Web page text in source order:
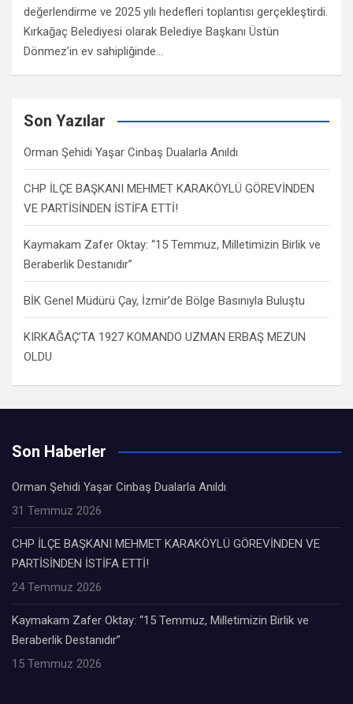
değerlendirme ve 2025 yılı hedefleri toplantısı gerçekleştirdi.
Kırkağaç Belediyesi olarak Belediye Başkanı Üstün
Dönmez’in ev sahipliğinde…
Son Yazılar
Orman Şehidi Yaşar Cinbaş Dualarla Anıldı
CHP İLÇE BAŞKANI MEHMET KARAKÖYLÜ GÖREVİNDEN
VE PARTİSİNDEN İSTİFA ETTİ!
Kaymakam Zafer Oktay: “15 Temmuz, Milletimizin Birlik ve
Beraberlik Destanıdır”
BİK Genel Müdürü Çay, İzmir’de Bölge Basınıyla Buluştu
KIRKAĞAÇ’TA 1927 KOMANDO UZMAN ERBAŞ MEZUN
OLDU
Son Haberler
Orman Şehidi Yaşar Cinbaş Dualarla Anıldı
31 Temmuz 2026
CHP İLÇE BAŞKANI MEHMET KARAKÖYLÜ GÖREVİNDEN VE
PARTİSİNDEN İSTİFA ETTİ!
24 Temmuz 2026
Kaymakam Zafer Oktay: “15 Temmuz, Milletimizin Birlik ve
Beraberlik Destanıdır”
15 Temmuz 2026